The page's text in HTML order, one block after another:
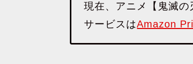
現在、アニメ【鬼滅
サービスはAmazon